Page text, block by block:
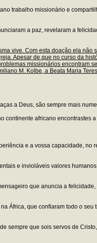
trabalho missionário e
a paz, revelaram a
vive. Com esta doação ela não
Apesar de que no curso da
missionários encontram
M. Kolbe, a Beata Maria
a Deus, são sempre mais
continente africano encontrastes
e a vossa capacidade, no
e invioláveis valores
que anuncia a
África, que confiaram todo o
sempre que sois servos de